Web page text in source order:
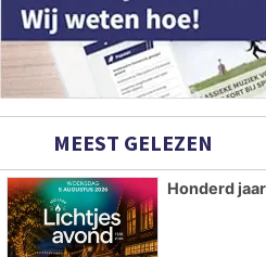
MEEST GELEZEN
Honderd